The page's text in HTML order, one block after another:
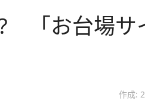
「お台場サ
作成: